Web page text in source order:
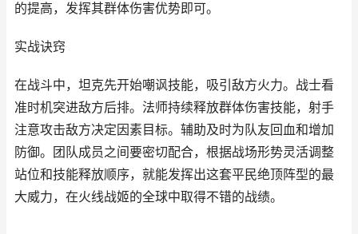
的提高，发挥其群体伤害优势即可。
实战诀窍
在战斗中，坦克先开始嘲讽技能，吸引敌方火力。战士看
准时机突进敌方后排。法师持续释放群体伤害技能，射手
注意攻击敌方决定因素目标。辅助及时为队友回血和增加
防御。团队成员之间要密切配合，根据战场形势灵活调整
站位和技能释放顺序，就能发挥出这套平民绝顶阵型的最
大威力，在火线战姬的全球中取得不错的战绩。